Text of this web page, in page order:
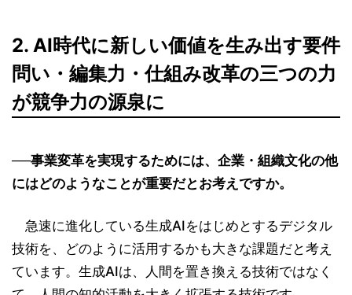
2. AI時代に新しい価値を生み出す要件
問い・編集力・仕組み改革の三つの力
が競争力の源泉に
──事業変革を実現するためには、企業・組織文化の他
にはどのようなことが重要だとお考えですか。
急速に進化している生成AIをはじめとするデジタル
技術を、どのように活用するかも大きな課題だと考え
ています。生成AIは、人間を置き換える技術ではなく